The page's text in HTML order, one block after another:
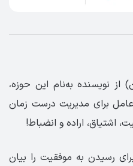
نویسنده به‌نام این حوزه،
برای مدیریت درست زمان
اشتیاق، اراده و انضباط!
رسیدن به موفقیت را بیان